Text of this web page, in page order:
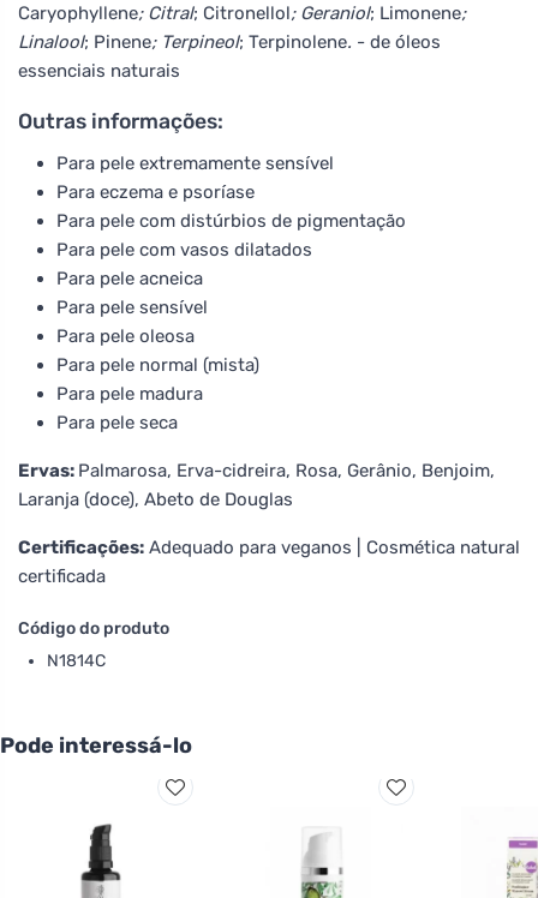
Caryophyllene; Citral; Citronellol; Geraniol; Limonene;
Linalool; Pinene; Terpineol; Terpinolene. - de óleos
essenciais naturais
Outras informações:
Para pele extremamente sensível
Para eczema e psoríase
Para pele com distúrbios de pigmentação
Para pele com vasos dilatados
Para pele acneica
Para pele sensível
Para pele oleosa
Para pele normal (mista)
Para pele madura
Para pele seca
Ervas: Palmarosa, Erva-cidreira, Rosa, Gerânio, Benjoim,
Laranja (doce), Abeto de Douglas
Certificações: Adequado para veganos | Cosmética natural
certificada
Código do produto
N1814C
Pode interessá-lo